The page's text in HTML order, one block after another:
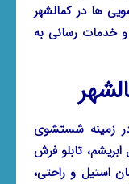
ها در کمالشهر
خدمات رسانی به
زمینه شستشوی
تابلو فرش
استیل و راحتی،